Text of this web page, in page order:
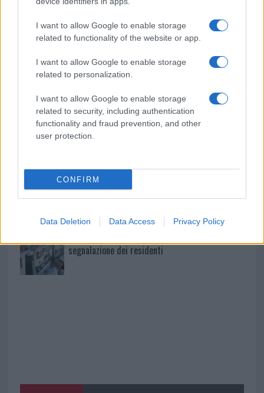
I want to allow Google to enable storage
related to functionality of the website or app.
I want to allow Google to enable storage
related to personalization.
I want to allow Google to enable storage
related to security, including authentication
functionality and fraud prevention, and other
user protection.
CONFIRM
Data Deletion Data Access Privacy Policy
Auto finisce contro un muretto, un ferito ad
moto: un ferito
Olbia, le previsioni meteo per lunedì 10 agosto
Le ultime offerte di lavoro a Olbia e in Gallura
segnalazione dei residenti